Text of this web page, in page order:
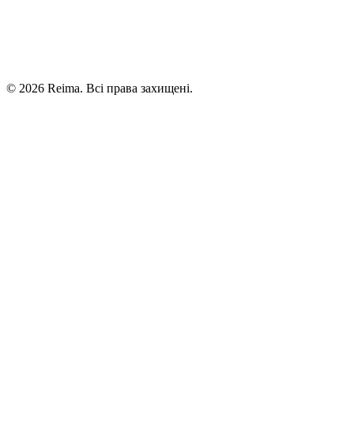
© 2026 Reima. Всі права захищені.